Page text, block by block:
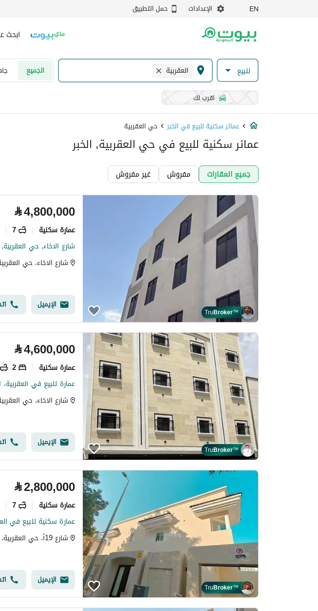
EN الإعدادات حمل التطبيق
ابحث
للبيع العقربية الجميع
اقرب لك
عمائر سكنية للبيع في الخبر حي العقربية
عمائر سكنية للبيع في حي العقربية, الخبر
جميع العقارات مفروش غير مفروش
TruBroker™
⃁4,800,000
عمارة سكنية 7
شارع الاخاء, حي
شارع الاخاء، حي
الإيميل
TruBroker™
⃁4,600,000
عمارة سكنية 2
عمارة للبيع في العقربية،
شارع الاخاء، حي
الإيميل
TruBroker™
⃁2,800,000
عمارة سكنية 7
عمارة سكنية للبيع في
شارع 19أ، حي العقربية، الخبر
الإيميل